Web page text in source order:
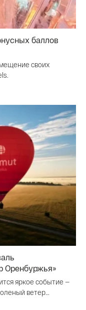
баллов
своих
Оренбуржья»
яркое событие —
ветер